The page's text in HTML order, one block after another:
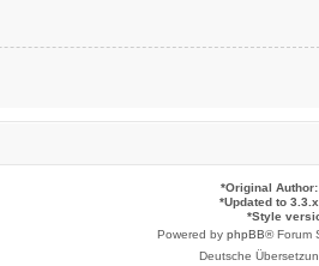
*Original Author:
*Updated to
*Style
Powered by phpBB® Forum
Deutsche